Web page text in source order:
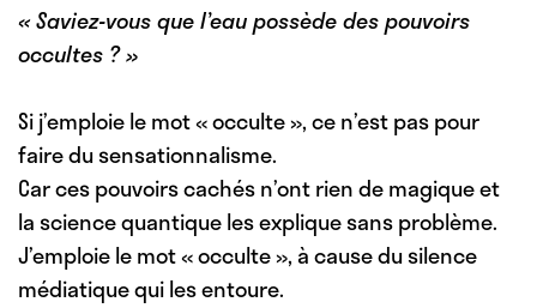
« Saviez-vous que l’eau possède des pouvoirs
occultes ? »
Si j’emploie le mot « occulte », ce n’est pas pour
faire du sensationnalisme.
Car ces pouvoirs cachés n’ont rien de magique et
la science quantique les explique sans problème.
J’emploie le mot « occulte », à cause du silence
médiatique qui les entoure.